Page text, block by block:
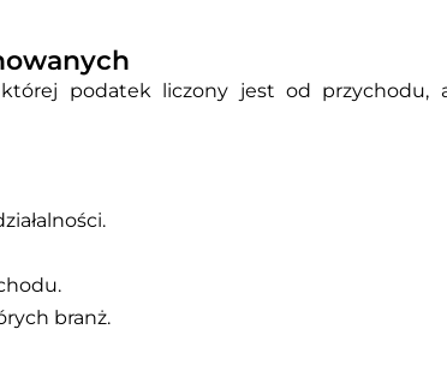
podatek liczony jest od przychodu,
branż.